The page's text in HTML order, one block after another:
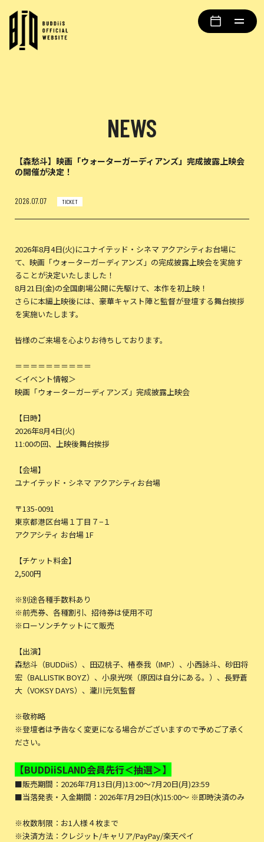
NEWS
【森愁斗】映画「ウォーターガーディアンズ」完成披露上映会
の開催が決定！
2026.07.07 TICKET
2026年8月4日(火)にユナイテッド・シネマ アクアシティお台場に
て、映画「ウォーターガーディアンズ」の完成披露上映会を実施す
ることが決定いたしました！
8月21日(金)の全国劇場公開に先駆けて、本作を初上映！
さらに本編上映後には、豪華キャスト陣と監督が登壇する舞台挨拶
を実施いたします。
皆様のご来場を心よりお待ちしております。
＝＝＝＝＝＝＝＝＝＝
＜イベント情報＞
映画「ウォーターガーディアンズ」完成披露上映会
【日時】
2026年8月4日(火)
11:00の回、上映後舞台挨拶
【会場】
ユナイテッド・シネマ アクアシティお台場
〒135-0091
東京都港区台場１丁目７−１
アクアシティ お台場 1F
【チケット料金】
2,500円
※別途各種手数料あり
※前売券、各種割引、招待券は使用不可
※ローソンチケットにて販売
【出演】
森愁斗（BUDDiiS）、田辺桃子、椿泰我（IMP.）、小西詠斗、砂田将
宏（BALLISTIK BOYZ）、小泉光咲（原因は自分にある。）、長野蒼
大（VOKSY DAYS）、瀧川元気監督
※敬称略
※登壇者は予告なく変更になる場合がございますので予めご了承く
ださい。
【BUDDiiSLAND会員先行＜抽選＞】
■販売期間：2026年7月13日(月)13:00～7月20日(月)23:59
■当落発表・入金期間：2026年7月29日(水)15:00〜 ※即時決済のみ
※枚数制限：お1人様４枚まで
※決済方法：クレジット/キャリア/PayPay/楽天ペイ